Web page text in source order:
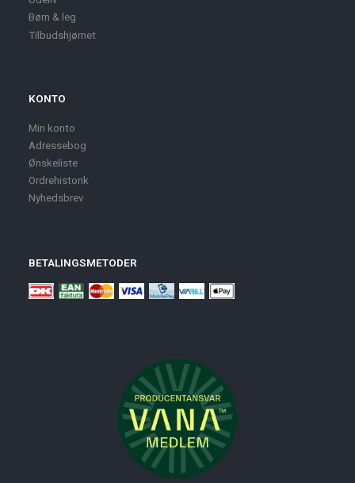
Børn & leg
Tilbudshjørnet
KONTO
Min konto
Adressebog
Ønskeliste
Ordrehistorik
Nyhedsbrev
BETALINGSMETODER